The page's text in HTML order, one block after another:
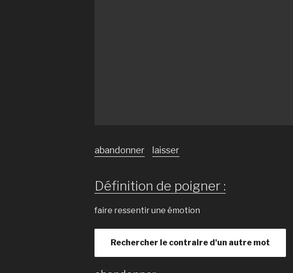
abandonner laisser
Définition de poigner :
faire ressentir une émotion
Rechercher le contraire d'un autre mot